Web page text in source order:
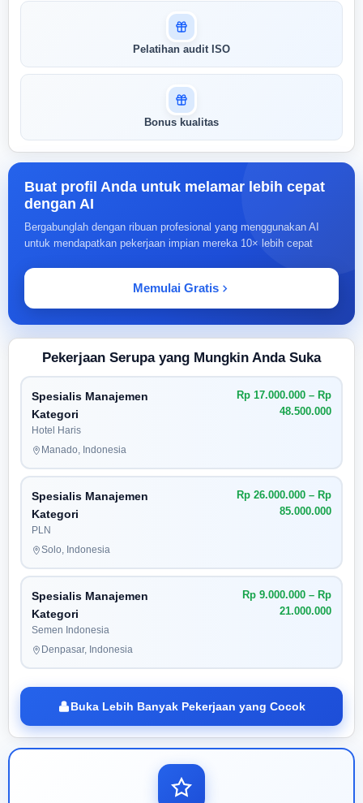
Pelatihan audit ISO
Bonus kualitas
Buat profil Anda untuk melamar lebih cepat
dengan AI
Bergabunglah dengan ribuan profesional yang menggunakan AI
untuk mendapatkan pekerjaan impian mereka 10× lebih cepat
Memulai Gratis
Pekerjaan Serupa yang Mungkin Anda Suka
Spesialis Manajemen
Kategori
Hotel Haris
Rp 17.000.000 – Rp
48.500.000
Manado, Indonesia
Spesialis Manajemen
Kategori
PLN
Rp 26.000.000 – Rp
85.000.000
Solo, Indonesia
Spesialis Manajemen
Kategori
Semen Indonesia
Rp 9.000.000 – Rp
21.000.000
Denpasar, Indonesia
Buka Lebih Banyak Pekerjaan yang Cocok